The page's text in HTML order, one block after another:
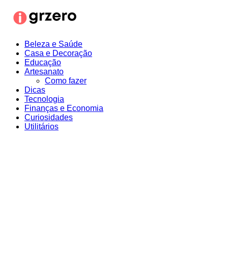
para
Beleza e Saúde
Casa e Decoração
Educação
Artesanato
Como fazer
Dicas
Tecnologia
Finanças e Economia
Curiosidades
Utilitários